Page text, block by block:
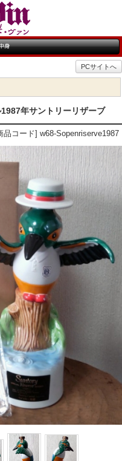
PCサイトへ
年サントリーリザーブ
品コード] w68-Sopenriserve1987